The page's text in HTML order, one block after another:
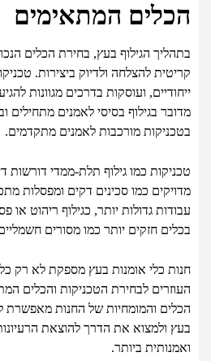
הכלים המתאימים
בתהליך הגילוף בעץ, בחירת הכלים
קריטית להצלחה ולדיוק ביצירות.
ייחודיים, ועוסקות בדרכים מגוונות
מדובר בגילוף בסיסי לאמנים מתחילים
בטכניקות מורכבות לאמנים מתקדמים.
טכניקות כמו גילוף תלת-ממדי דורשות
מדויקים כמו סכינים דקים ומפסלות
עבודות גדולות יותר, כגילוף ריהוט או
בכלים חזקים יותר כמו מסורים
חנות כלי אומנות בעץ מספקת לא רק
העוזרים לבחירת הטכניקות והכלים
הכלים והמומחיות של החנות מאפשרת
בעץ ולמצוא את הדרך להוצאת
ואמנותית ביותר.